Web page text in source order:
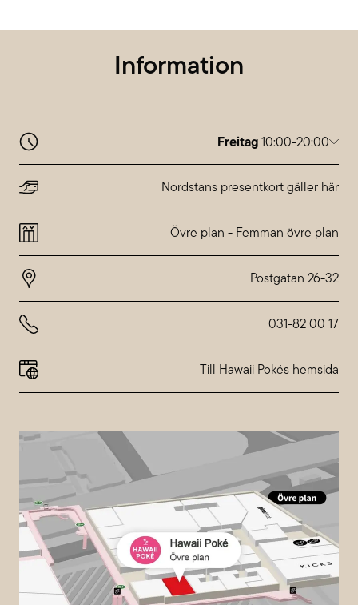
Information
Freitag10:00-20:00
Montag
10:00-20:00
10:00-20:00
10:00-20:00
Abweichende Öffnungszeiten beiNordstan
Nordstans presentkort gäller här
Övre plan - Femman övre plan
031-82 00 17
Till Hawaii Pokés hemsida